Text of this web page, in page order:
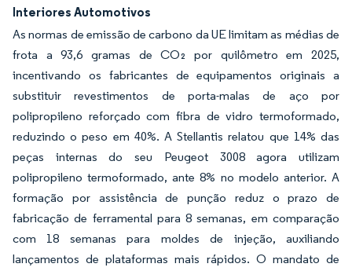
Interiores Automotivos
As normas de emissão de carbono da UE limitam as médias de
frota a 93,6 gramas de CO₂ por quilômetro em 2025,
incentivando os fabricantes de equipamentos originais a
substituir revestimentos de porta-malas de aço por
polipropileno reforçado com fibra de vidro termoformado,
reduzindo o peso em 40%. A Stellantis relatou que 14% das
peças internas do seu Peugeot 3008 agora utilizam
polipropileno termoformado, ante 8% no modelo anterior. A
formação por assistência de punção reduz o prazo de
fabricação de ferramental para 8 semanas, em comparação
com 18 semanas para moldes de injeção, auxiliando
lançamentos de plataformas mais rápidos. O mandato de